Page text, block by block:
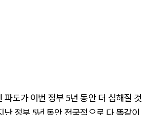
파도가 이번 정부 5년 동안 더 심해질 것
난 정부 5년 동안 전국적으로 다 똑같이